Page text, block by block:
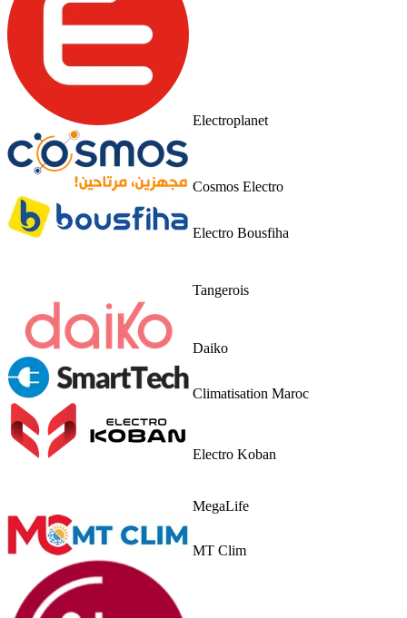
Electroplanet
Cosmos Electro
Electro Bousfiha
Tangerois
Daiko
Climatisation Maroc
Electro Koban
MegaLife
MT Clim